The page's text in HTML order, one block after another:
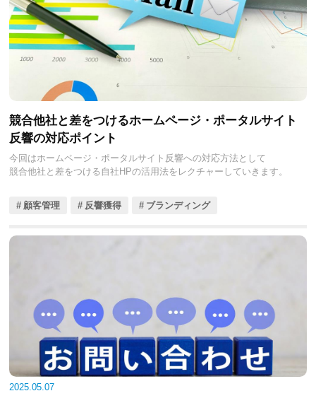
競合他社と差をつけるホームページ・ポータルサイト
反響の対応ポイント
今回はホームページ・ポータルサイト反響への対応方法として
競合他社と差をつける自社HPの活用法をレクチャーしていきます。
顧客管理 反響獲得 ブランディング
2025.05.07